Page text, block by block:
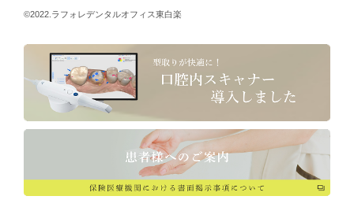
©2022.ラフォレデンタルオフィス東白楽